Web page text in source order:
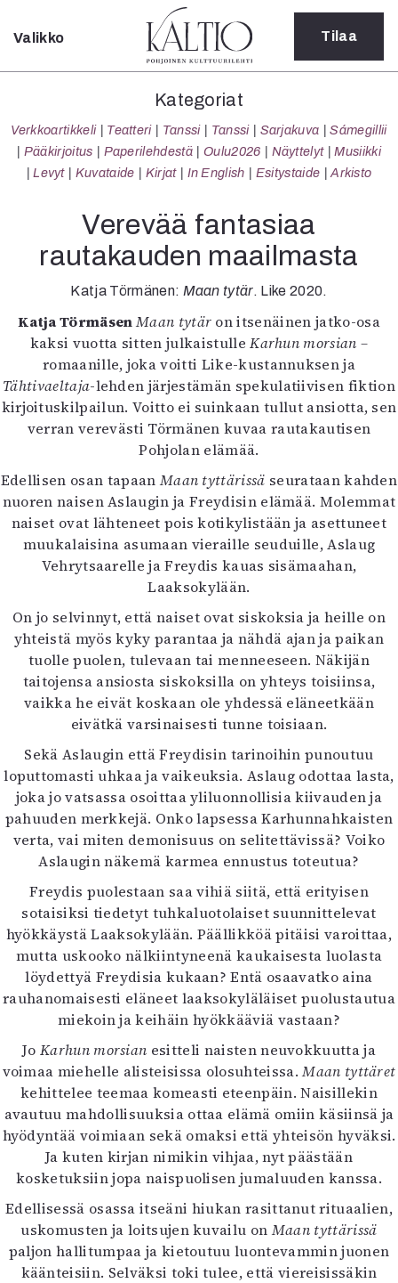
Sulje
Kategoriat
Verkkoartikkeli
Teatteri
Tanssi
Sarjakuva
Sámegillii
Pääkirjoitus
Oulu2026
Näyttelyt
Musiikki
Levyt
Kuvataide
Kirjat
In English
Esitystaide
Lehdet
4/2026
2–3/2026
1/2026
6/2025
5/2025 saame
5/2025
Lehtiarkisto
Info
Tilaus ja irtonumerot
Yhteistyössä
Toimitus
Mediatiedot
Kaltio ry
Valikko Tilaa
Kategoriat
Verkkoartikkeli Teatteri Tanssi Tanssi Sarjakuva
Sámegillii
Pääkirjoitus
Paperilehdestä Oulu2026 Näyttelyt
Musiikki
Levyt
Kuvataide Kirjat In English Esitystaide Arkisto
Verevää fantasiaa
rautakauden maailmasta
Katja Törmänen: Maan tytär. Like 2020.
Katja TörmäsenMaan tytär on itsenäinen jatko-osa
kaksi vuotta sitten julkaistulleKarhun morsian –
romaanille, joka voitti Like-kustannuksen ja
Tähtivaeltaja-lehden järjestämän spekulatiivisen fiktion
kirjoituskilpailun. Voitto ei suinkaan tullut ansiotta, sen
verran verevästi Törmänen kuvaa rautakautisen
Pohjolan elämää.
Edellisen osan tapaan Maan tyttärissä seurataan kahden
nuoren naisen Aslaugin ja Freydisin elämää. Molemmat
naiset ovat lähteneet pois kotikylistään ja asettuneet
muukalaisina asumaan vieraille seuduille, Aslaug
Vehrytsaarelle ja Freydis kauas sisämaahan,
Laaksokylään.
On jo selvinnyt, että naiset ovat siskoksia ja heille on
yhteistä myös kyky parantaa ja nähdä ajan ja paikan
tuolle puolen, tulevaan tai menneeseen. Näkijän
taitojensa ansiosta siskoksilla on yhteys toisiinsa,
vaikka he eivät koskaan ole yhdessä eläneetkään
eivätkä varsinaisesti tunne toisiaan.
Sekä Aslaugin että Freydisin tarinoihin punoutuu
loputtomasti uhkaa ja vaikeuksia. Aslaug odottaa lasta,
joka jo vatsassa osoittaa yliluonnollisia kiivauden ja
pahuuden merkkejä. Onko lapsessa Karhunnahkaisten
verta, vai miten demonisuus on selitettävissä? Voiko
Aslaugin näkemä karmea ennustus toteutua?
Freydis puolestaan saa vihiä siitä, että erityisen
sotaisiksi tiedetyt tuhkaluotolaiset suunnittelevat
hyökkäystä Laaksokylään. Päällikköä pitäisi varoittaa,
mutta uskooko nälkiintyneenä kaukaisesta luolasta
löydettyä Freydisia kukaan? Entä osaavatko aina
rauhanomaisesti eläneet laaksokyläläiset puolustautua
miekoin ja keihäin hyökkääviä vastaan?
Jo Karhun morsian esitteli naisten neuvokkuutta ja
voimaa miehelle alisteisissa olosuhteissa.Maan tyttäret
kehittelee teemaa komeasti eteenpäin. Naisillekin
avautuu mahdollisuuksia ottaa elämä omiin käsiinsä ja
hyödyntää voimiaan sekä omaksi että yhteisön hyväksi.
Ja kuten kirjan nimikin vihjaa, nyt päästään
kosketuksiin jopa naispuolisen jumaluuden kanssa.
Edellisessä osassa itseäni hiukan rasittanut rituaalien,
uskomusten ja loitsujen kuvailu on Maan tyttärissä
paljon hallitumpaa ja kietoutuu luontevammin juonen
käänteisiin. Selväksi toki tulee, että viereisissäkin